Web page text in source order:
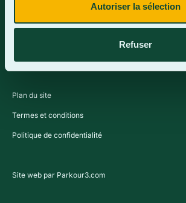
Autoriser la sélection
Refuser
Plan du site
Termes et conditions
Politique de confidentialité
Site web par Parkour3.com